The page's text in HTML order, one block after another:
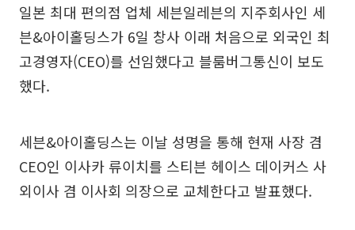
일본 최대 편의점 업체 세븐일레븐의 지주회사인 세
븐&아이홀딩스가 6일 창사 이래 처음으로 외국인 최
고경영자(CEO)를 선임했다고 블룸버그통신이 보도
했다.
세븐&아이홀딩스는 이날 성명을 통해 현재 사장 겸
CEO인 이사카 류이치를 스티븐 헤이스 데이커스 사
외이사 겸 이사회 의장으로 교체한다고 발표했다.